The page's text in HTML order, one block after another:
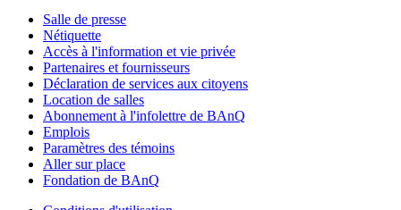
Salle de presse
Nétiquette
Accès à l'information et vie privée
Partenaires et fournisseurs
Déclaration de services aux citoyens
Location de salles
Abonnement à l'infolettre de BAnQ
Emplois
Paramètres des témoins
Aller sur place
Fondation de BAnQ